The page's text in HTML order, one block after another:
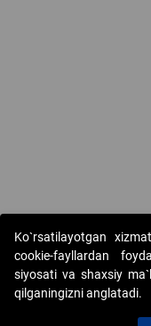
Copyright © 2017-2026.
Ko`rsatilayotgan
cookie-fayllardan
siyosati va shaxsiy
qilganingizni anglatadi.